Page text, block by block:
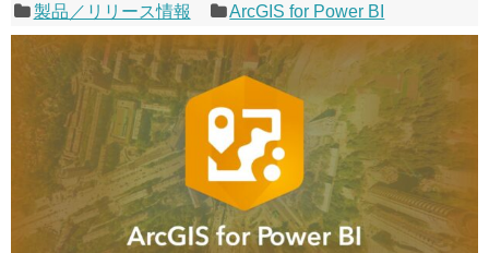
製品／リリース情報
ArcGIS for Power BI